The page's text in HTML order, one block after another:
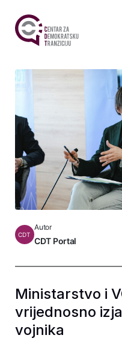
CDT
Autor
CDT Portal
Ministarstvo i
vrijednosno
vojnika